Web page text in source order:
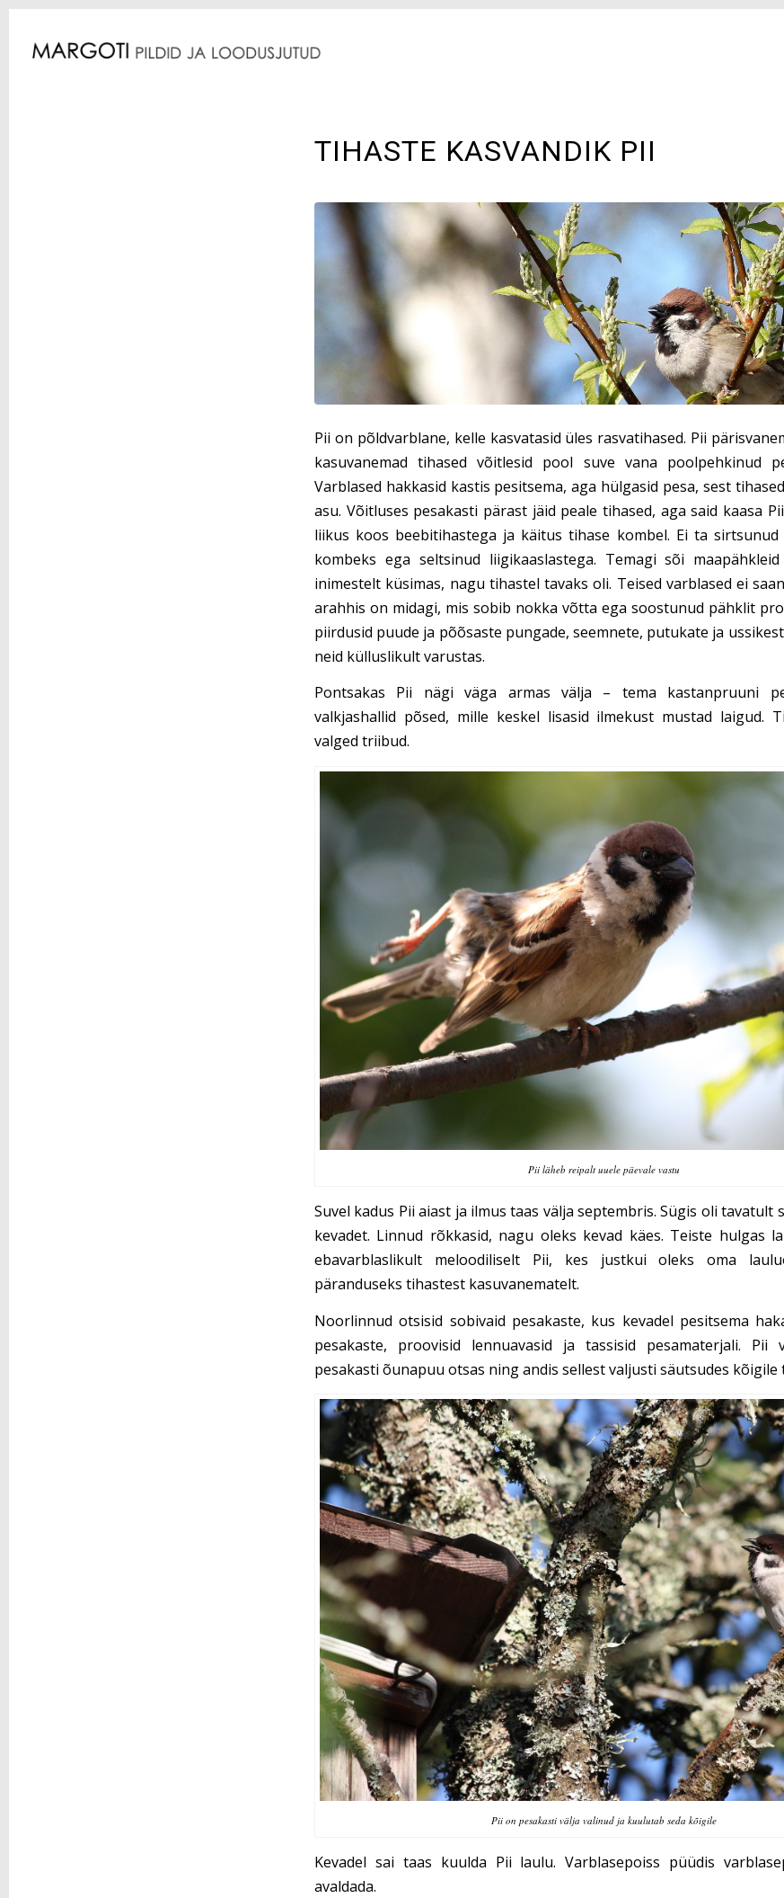
TIHASTE KASVANDIK PII
Pii on põldvarblane, kelle kasvatasid üles rasvatihased. Pii
kasuvanemad tihased võitlesid pool suve vana poolpehkinud
Varblased hakkasid kastis pesitsema, aga hülgasid pesa, sest
asu. Võitluses pesakasti pärast jäid peale tihased, aga said kaasa
liikus koos beebitihastega ja käitus tihase kombel. Ei ta
kombeks ega seltsinud liigikaaslastega. Temagi sõi
inimestelt küsimas, nagu tihastel tavaks oli. Teised varblased ei
arahhis on midagi, mis sobib nokka võtta ega soostunud pähklit
piirdusid puude ja põõsaste pungade, seemnete, putukate ja
neid külluslikult varustas.
Pontsakas Pii nägi väga armas välja – tema kastanpruuni
valkjashallid põsed, mille keskel lisasid ilmekust mustad laigud.
valged triibud.
Pii läheb reipalt uuele päevale vastu
Suvel kadus Pii aiast ja ilmus taas välja septembris. Sügis oli tavatult
kevadet. Linnud rõkkasid, nagu oleks kevad käes. Teiste hulgas
ebavarblaslikult meloodiliselt Pii, kes justkui oleks oma
päranduseks tihastest kasuvanematelt.
Noorlinnud otsisid sobivaid pesakaste, kus kevadel pesitsema
pesakaste, proovisid lennuavasid ja tassisid pesamaterjali. Pii
pesakasti õunapuu otsas ning andis sellest valjusti säutsudes kõigile
Pii on pesakasti välja valinud ja kuulutab seda kõigile
Kevadel sai taas kuulda Pii laulu. Varblasepoiss püüdis
avaldada.